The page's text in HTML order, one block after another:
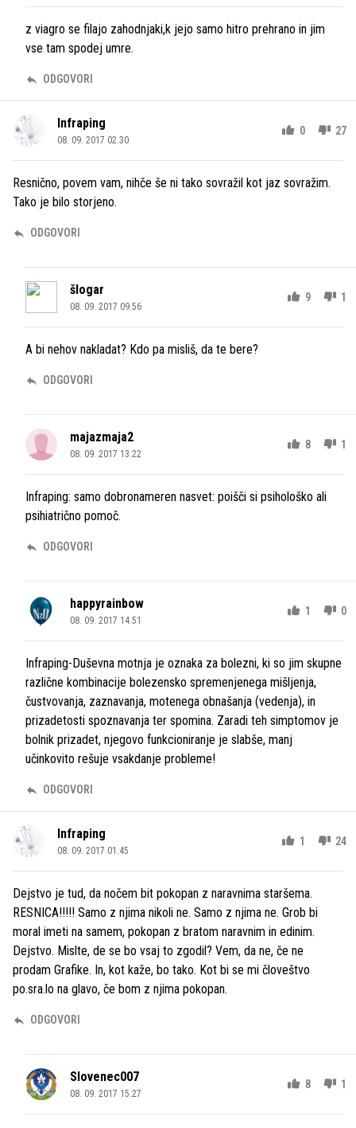
z viagro se filajo zahodnjaki,k jejo samo hitro prehrano in jim
vse tam spodej umre.
ODGOVORI
Infraping
08. 09. 2017 02.30
0 27
Resnično, povem vam, nihče še ni tako sovražil kot jaz sovražim.
Tako je bilo storjeno.
ODGOVORI
šlogar
08. 09. 2017 09.56
9 1
A bi nehov nakladat? Kdo pa misliš, da te bere?
ODGOVORI
majazmaja2
08. 09. 2017 13.22
8 1
Infraping: samo dobronameren nasvet: poišči si psihološko ali
psihiatrično pomoč.
ODGOVORI
happyrainbow
08. 09. 2017 14.51
1 0
Infraping-Duševna motnja je oznaka za bolezni, ki so jim skupne
različne kombinacije bolezensko spremenjenega mišljenja,
čustvovanja, zaznavanja, motenega obnašanja (vedenja), in
prizadetosti spoznavanja ter spomina. Zaradi teh simptomov je
bolnik prizadet, njegovo funkcioniranje je slabše, manj
učinkovito rešuje vsakdanje probleme!
ODGOVORI
Infraping
08. 09. 2017 01.45
1 24
Dejstvo je tud, da nočem bit pokopan z naravnima staršema.
RESNICA!!!!! Samo z njima nikoli ne. Samo z njima ne. Grob bi
moral imeti na samem, pokopan z bratom naravnim in edinim.
Dejstvo. Mislte, de se bo vsaj to zgodil? Vem, da ne, če ne
prodam Grafike. In, kot kaže, bo tako. Kot bi se mi človeštvo
po.sra.lo na glavo, če bom z njima pokopan.
ODGOVORI
Slovenec007
08. 09. 2017 15.27
8 1